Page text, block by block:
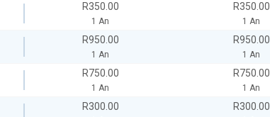
R350.00
1 An
R350.00
1 An
R950.00
1 An
R950.00
1 An
R750.00
1 An
R750.00
1 An
R300.00 R300.00